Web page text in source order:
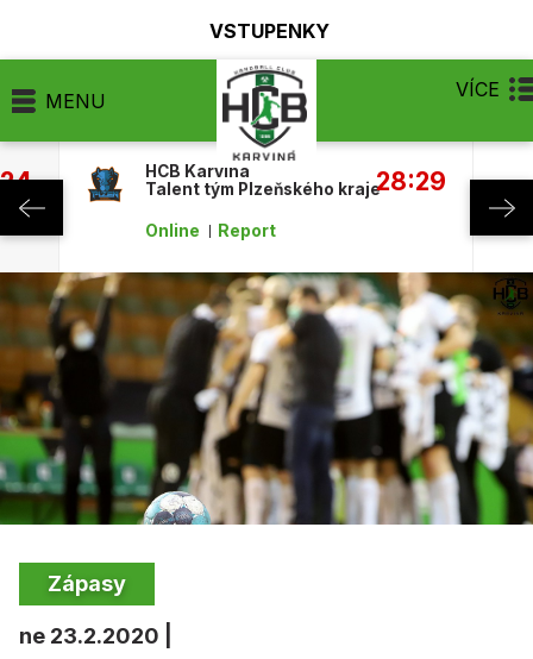
VSTUPENKY
MENU VÍCE
HCB Karviná
Talent tým Plzeňského kraje28:29
Online Report
Zápasy
ne 23.2.2020 |